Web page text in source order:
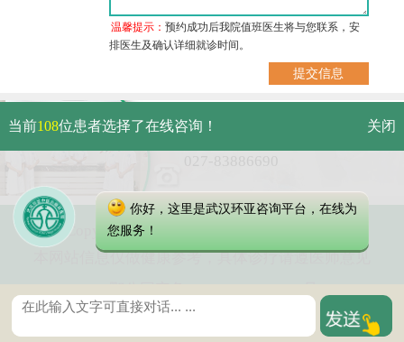
温馨提示：预约成功后我院值班医生将与您联系，安
排医生及确认详细就诊时间。
武汉市硚口区解放大道479号
免费电话：
Copyright 2023 武汉环亚中医白癜风医院
本网站信息仅做健康参考，具体诊疗请遵医师意见
鄂ICP备16003424号-2
当前108位患者选择了在线咨询！ 关闭
你好，这里是武汉环亚咨询平台，在线为
您服务！